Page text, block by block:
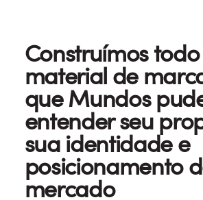
Construímos
material de
que Mundos
entender seu
sua identidade e
posicionamento
mercado